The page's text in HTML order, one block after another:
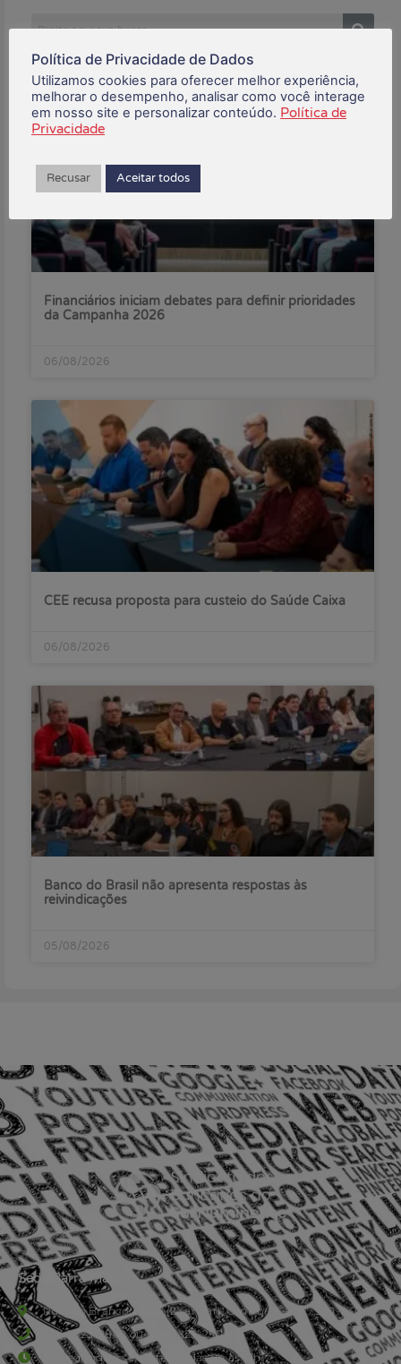
Posts Recentes:
Financiários iniciam debates para definir prioridades
da Campanha 2026
06/08/2026
CEE recusa proposta para custeio do Saúde Caixa
06/08/2026
Banco do Brasil não apresenta respostas às
reivindicações
05/08/2026
Sede Barra Mansa
Rua Rio Branco, nº107 (2º andar), Centro - Cep: 27.330-030
(24) 3323-2848 ou (24) 3323-2500
De segunda à sexta-feira , das 9h às 17h.
Política de Privacidade de Dados
Utilizamos cookies para oferecer melhor experiência,
melhorar o desempenho, analisar como você interage
em nosso site e personalizar conteúdo. Política de
Privacidade
Recusar Aceitar todos